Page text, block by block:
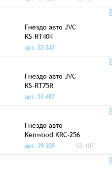
Гнездо авто JVC
KS-RT404
арт. 22-247
Гнездо авто JVC
KS-RT75R
арт. 53-487
Гнездо авто
Kenwood KRC-256
арт. 39-309
GS-107